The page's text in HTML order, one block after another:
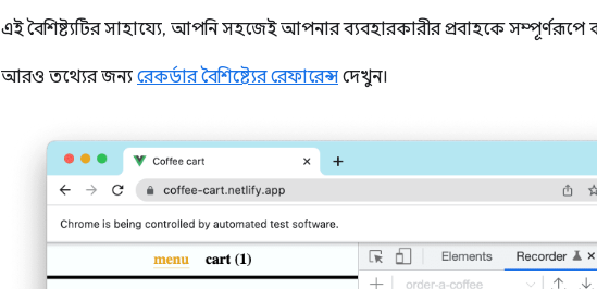
এই বৈশিষ্ট্যটির সাহায্যে, আপনি সহজেই আপনার ব্যবহারকারীর প্রবাহকে সম্পূর্ণরূপে
আরও তথ্যের জন্য রেকর্ডার বৈশিষ্ট্যের রেফারেন্স দেখুন।